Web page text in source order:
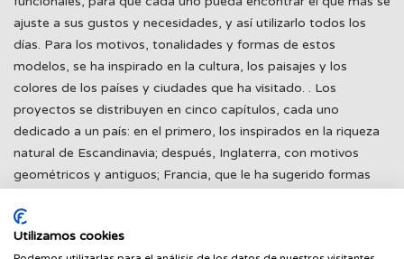
ajuste a sus gustos y necesidades, y así utilizarlo todos los
días. Para los motivos, tonalidades y formas de estos
modelos, se ha inspirado en la cultura, los paisajes y los
colores de los países y ciudades que ha visitado. . Los
proyectos se distribuyen en cinco capítulos, cada uno
dedicado a un país: en el primero, los inspirados en la riqueza
natural de Escandinavia; después, Inglaterra, con motivos
geométricos y antiguos; Francia, que le ha sugerido formas
con diseños contemporáneos; y de Estados Unidos ha
tomado las aplicaciones y el estilo country característico del
Utilizamos cookies